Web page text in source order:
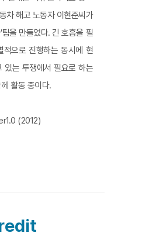
차 해고 노동자 이현준씨가
팀을 만들었다. 긴 호흡을 필
적으로 진행하는 동시에 현
있는 투쟁에서 필요로 하는
활동 중이다.
(2012)